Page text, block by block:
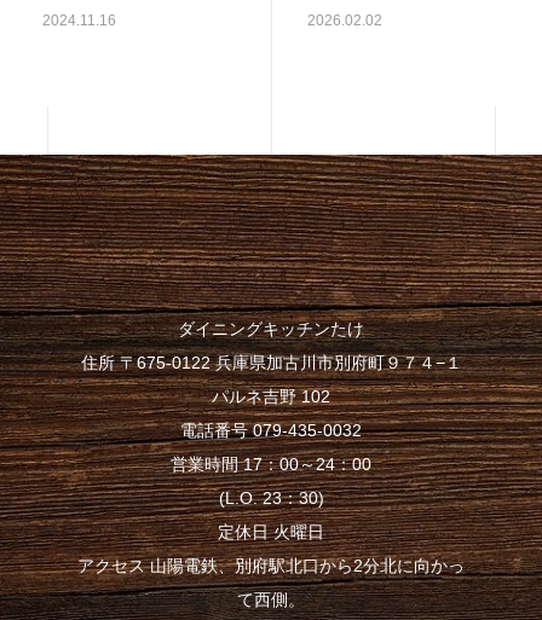
2024.11.16 2026.02.02
ダイニングキッチンたけ
住所 〒675-0122 兵庫県加古川市別府町９７４−１
パルネ吉野 102
電話番号 079-435-0032
営業時間 17：00～24：00
(L.O. 23：30)
定休日 火曜日
アクセス 山陽電鉄、別府駅北口から2分北に向かっ
て西側。